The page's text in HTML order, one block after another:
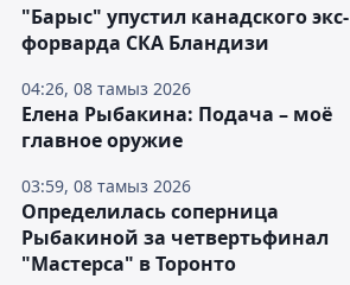
04:26, 08 тамыз 2026
"Барыс" упустил канадского экс-
форварда СКА Бландизи
03:59, 08 тамыз 2026
Елена Рыбакина: Подача – моё
главное оружие
Определилась соперница
Рыбакиной за четвертьфинал
"Мастерса" в Торонто